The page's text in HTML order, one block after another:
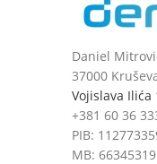
Daniel
37000
Vojislava Ilića
+381 60 36
PIB:
MB: 66345319